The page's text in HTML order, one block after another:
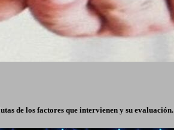
de los factores que intervienen y su evaluación.